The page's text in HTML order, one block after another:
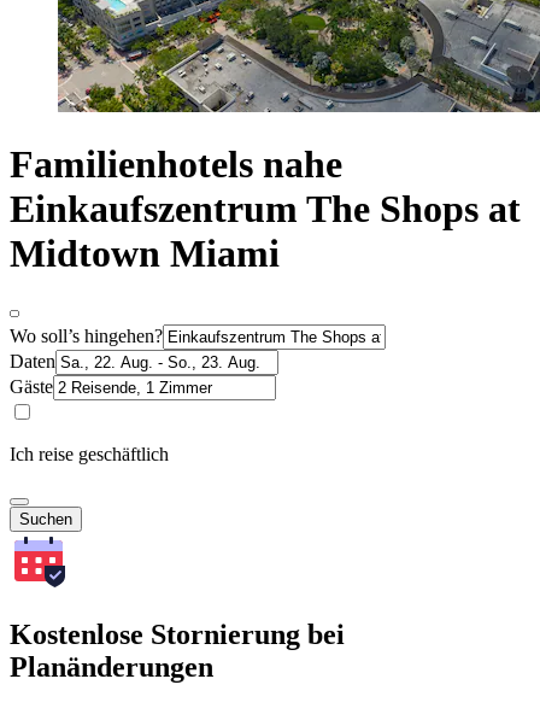
Familienhotels nahe
Einkaufszentrum The Shops at
Midtown Miami
Wo soll’s hingehen?
Daten
Gäste
Ich reise geschäftlich
Suchen
Kostenlose Stornierung bei
Planänderungen